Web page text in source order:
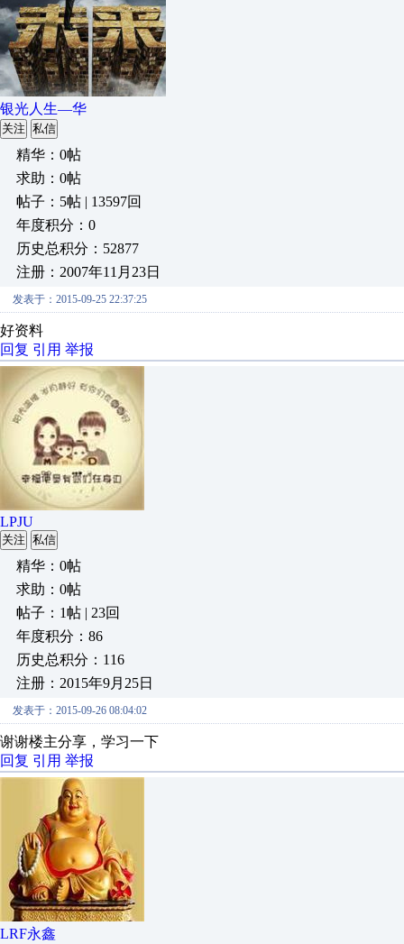
银光人生—华
关注 私信
精华：0帖
求助：0帖
帖子：5帖 | 13597回
年度积分：0
历史总积分：52877
注册：2007年11月23日
发表于：2015-09-25 22:37:25
好资料
回复 引用 举报
LPJU
关注 私信
精华：0帖
求助：0帖
帖子：1帖 | 23回
年度积分：86
历史总积分：116
注册：2015年9月25日
发表于：2015-09-26 08:04:02
谢谢楼主分享，学习一下
回复 引用 举报
LRF永鑫